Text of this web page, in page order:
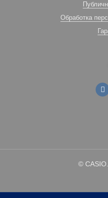
Обработка
©